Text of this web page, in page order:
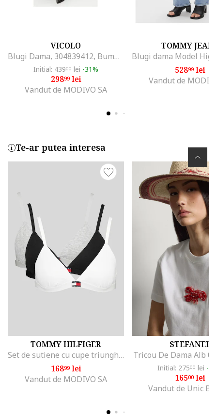
VICOLO
Blugi Dama, 304839412, Bumbac, 463797, Albastru
Initial: 43900 lei -31%
29899lei
Vandut de MODIVO SA
TOMMY
52899lei
Vandut de
Te-ar putea interesa
TOMMY HILFIGER
Set de sutiene cu cupe triunghiulare si detaliu logo - 3 perechi, Alb/Negru/Gri melange
16899lei
Vandut de MODIVO SA
STEFANEL
Tricou De Dama Alb
Initial: 27500 lei -
16500lei
Vandut de Unic